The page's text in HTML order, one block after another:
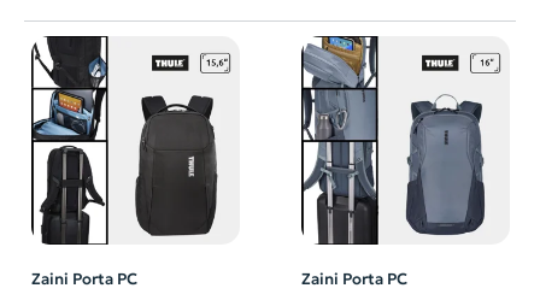
Zaini Porta PC Zaini Porta PC